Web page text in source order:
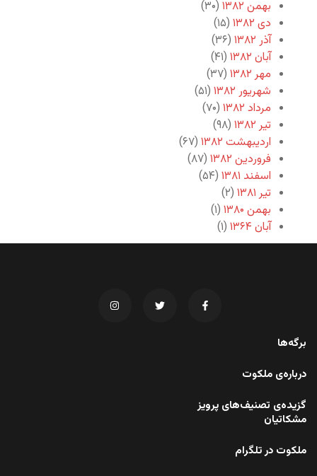
بهمن ۱۳۸۲
(۳۰)
دی ۱۳۸۲
(۱۵)
آذر ۱۳۸۲
(۳۶)
آبان ۱۳۸۲
(۴۱)
مهر ۱۳۸۲
(۳۷)
شهریور ۱۳۸۲
(۵۱)
مرداد ۱۳۸۲
(۷۰)
تیر ۱۳۸۲
(۹۸)
اردیبهشت ۱۳۸۲
(۶۷)
فروردین ۱۳۸۲
(۸۷)
اسفند ۱۳۸۱
(۵۴)
تیر ۱۳۸۱
(۲)
بهمن ۱۳۸۰
(۱)
آبان ۱۳۶۴
(۱)
برگه‌ها
درباره‌ی ملکوت
گزیده‌ی تصنیف‌های پرویز
مشکاتیان
ملکوت در تلگرام